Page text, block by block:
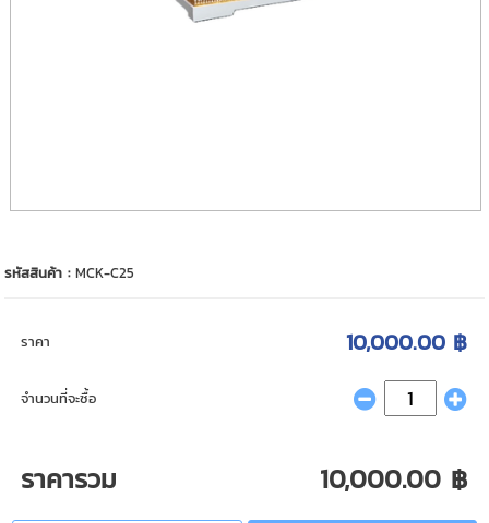
รหัสสินค้า :MCK-C25
ราคา 10,000.00 ฿
จำนวนที่จะซื้อ
ราคารวม 10,000.00 ฿